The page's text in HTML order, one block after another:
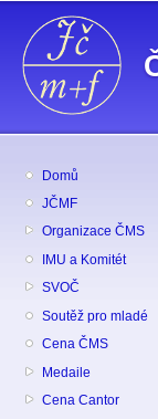
Domů
JČMF
Organizace ČMS
IMU a Komitét
SVOČ
Soutěž pro mladé
Cena ČMS
Medaile
Cena Cantor